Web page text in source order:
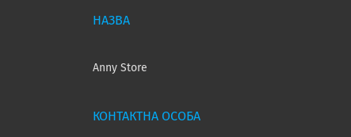
Anny Store